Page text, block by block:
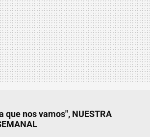
que nos vamos", NUESTRA